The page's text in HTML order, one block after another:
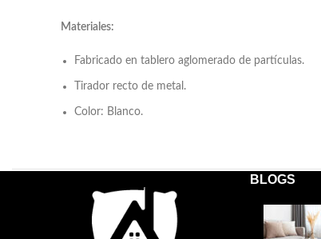
Materiales:
Fabricado en tablero aglomerado de partículas.
Tirador recto de metal.
Color: Blanco.
Productos relacionados
BLOGS